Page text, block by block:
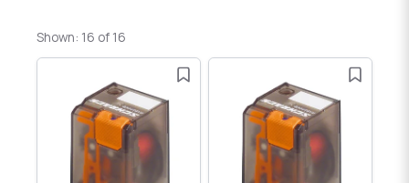
Shown: 16 of 16